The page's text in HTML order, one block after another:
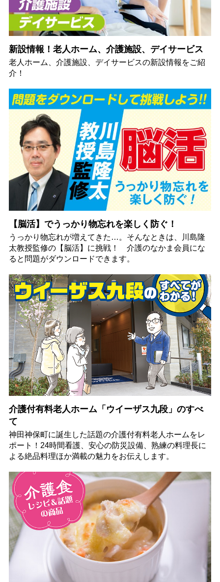
新設情報！老人ホーム、介護施設、デイサービス
老人ホーム、介護施設、デイサービスの新設情報をご紹
介！
【脳活】でうっかり物忘れを楽しく防ぐ！
うっかり物忘れが増えてきた…。そんなときは、川島隆
太教授監修の【脳活】に挑戦！ 介護のなかま会員にな
ると問題がダウンロードできます。
介護付有料老人ホーム「ウイーザス九段」のすべ
て
神田神保町に誕生した話題の介護付有料老人ホームをレ
ポート！24時間看護、安心の防災設備、熟練の料理長に
よる絶品料理ほか満載の魅力をお伝えします。